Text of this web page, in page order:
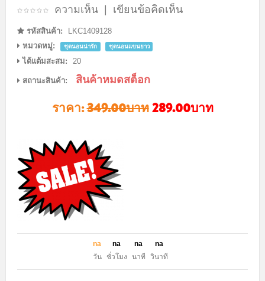
ความเห็น | เขียนข้อคิดเห็น
รหัสสินค้า:
LKC1409128
หมวดหมู่:
ชุดนอนน่ารัก ชุดนอนแขนยาว
ได้แต้มสะสม: 20
สถานะสินค้า: สินค้าหมดสต็อก
ราคา:349.00บาท289.00บาท
na
วัน
na
ชั่วโมง
na
นาที
na
วินาที